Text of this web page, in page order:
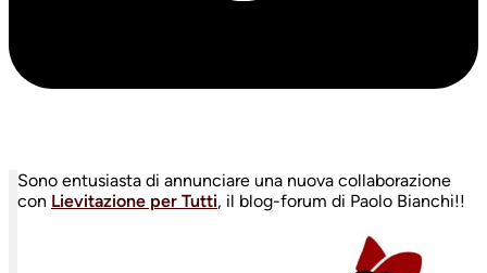
Sono entusiasta di annunciare una nuova collaborazione
con Lievitazione per Tutti, il blog-forum di Paolo Bianchi!!